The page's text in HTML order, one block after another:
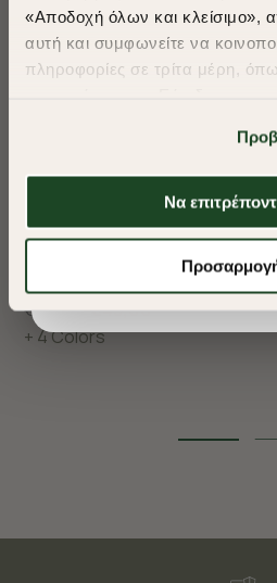
«Αποδοχή όλων και κλείσιμο»,
αυτή και συμφωνείτε να
πληροφορίες σε τρίτα μέρη,
απαιτούμενα cookies» και θα
στα cookies και τις
απαραίτητα για την ασφαλή
λειτουργικότητα της
θα μπορούμε να συλλέξουμε
προσφέρουμε εξατομικευμένες
Να
€75,00 €45,00
+ 4 Colors
SUMMER
Shop